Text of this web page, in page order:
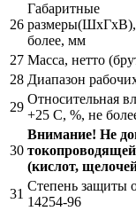
26
Габаритные
более, мм
27 Масса, нетто
28 Диапазон
29
Относительная
+25 С, %, не
30
Внимание! Не
(кислот,
31
Степень защиты
14254-96